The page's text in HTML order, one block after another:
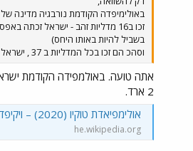
באולימיפדה הקודמת נורבגיה מדינה של 5 מיליון איש (חצי מישראל)
בשביל להיות באותו היחס)
וסהכ הם זכו בכל המדליות ב 37 , ישראל זכתה בארד 1
2 ארד.
אולימפיאדת טוקיו (2020) – ויקיפדיה
he.wikipedia.org